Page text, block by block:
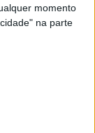
momento
na parte
Diária – 96.8